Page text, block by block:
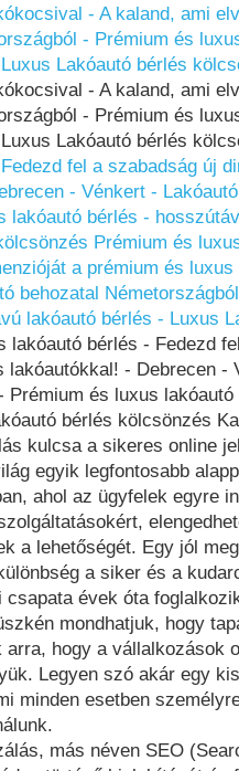
- A kaland, ami
- Prémium és
Lakóautó bérlés
- A kaland, ami
- Prémium és
Lakóautó bérlés
fel a szabadság új
- Vénkert -
lakóautó bérlés -
Prémium és
a prémium és
behozatal
lakóautó bérlés - Luxus
lakóautó bérlés - Fedezd
lakóautókkal! - Debrecen -
Prémium és luxus
bérlés kölcsönzés
kulcsa a sikeres online
egyik legfontosabb
ahol az ügyfelek egyre
a lehetőségét. Egy jól
a siker és a
csapata évek óta
mondhatjuk, hogy
arra, hogy a vállalkozások
Legyen szó akár egy
minden esetben
más néven SEO